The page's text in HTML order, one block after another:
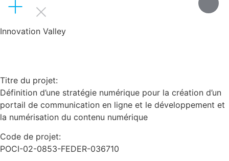
Innovation Valley
Titre du projet:
Définition d’une stratégie numérique pour la création d’un
portail de communication en ligne et le développement et
la numérisation du contenu numérique
Code de projet:
POCI-02-0853-FEDER-036710